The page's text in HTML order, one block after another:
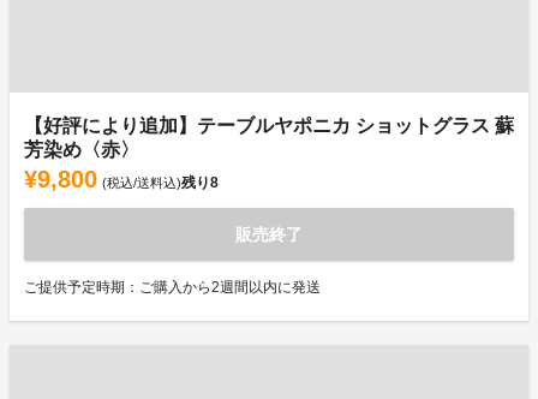
【好評により追加】テーブルヤポニカ ショットグラス 蘇
芳染め〈赤〉
¥9,800 (税込/送料込)残り8
販売終了
ご提供予定時期：ご購入から2週間以内に発送